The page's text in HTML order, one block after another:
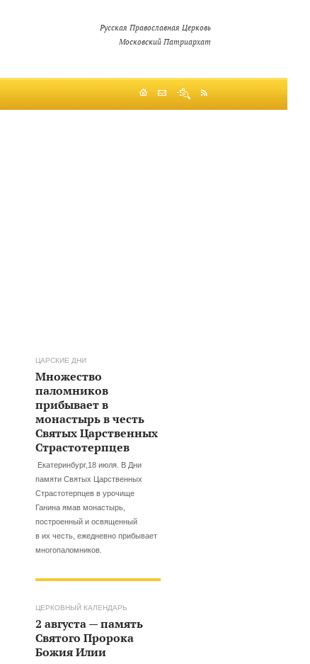
Русская Православная Церковь
Московский Патриархат
ЦАРСКИЕ ДНИ
Множество
паломников
прибывает в
монастырь в честь
Святых Царственных
Страстотерпцев
Екатеринбург,18 июля. В Дни
памяти Святых Царственных
Страстотерпцев в урочище
Ганина ямав монастырь,
построенный и освященный
в их честь, ежедневно прибывает
многопаломников.
ЦЕРКОВНЫЙ КАЛЕНДАРЬ
2 августа — память
Святого Пророка
Божия Илии